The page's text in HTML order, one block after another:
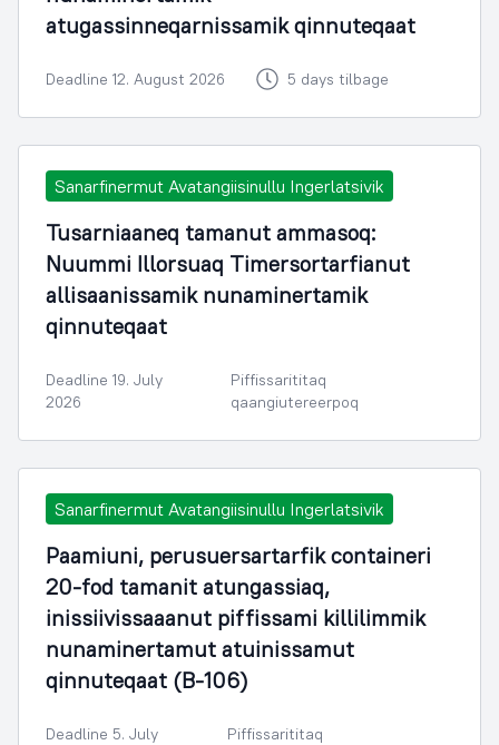
atugassinneqarnissamik qinnuteqaat
Deadline 12. August 2026 5 days tilbage
Sanarfinermut Avatangiisinullu Ingerlatsivik
Tusarniaaneq tamanut ammasoq:
Nuummi Illorsuaq Timersortarfianut
allisaanissamik nunaminertamik
qinnuteqaat
Deadline 19. July
2026
Piffissarititaq
qaangiutereerpoq
Sanarfinermut Avatangiisinullu Ingerlatsivik
Paamiuni, perusuersartarfik containeri
20-fod tamanit atungassiaq,
inissiivissaaanut piffissami killilimmik
nunaminertamut atuinissamut
qinnuteqaat (B-106)
Deadline 5. July
Piffissarititaq